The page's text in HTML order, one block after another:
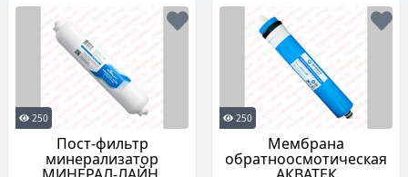
250
Пост-фильтр
минерализатор
250
Мембрана
обратноосмотическая